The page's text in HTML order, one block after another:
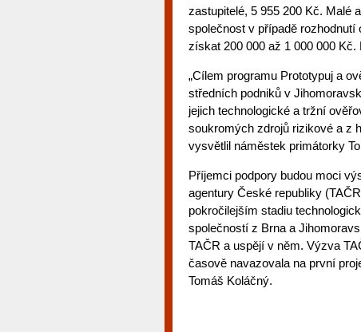
zastupitelé, 5 955 200 Kč. Malé
společnost v případě rozhodnutí
získat 200 000 až 1 000 000
„Cílem programu Prototypuj a
středních podniků v
jejich technologické a tržní
soukromých zdrojů rizikové a z
vysvětlil náměstek primátorky
Příjemci podpory budou moci
agentury České republiky
pokročilejším stadiu
společností z Brna a
TAČR a uspějí v něm. Výzva
časově navazovala na první
Tomáš Koláčný.